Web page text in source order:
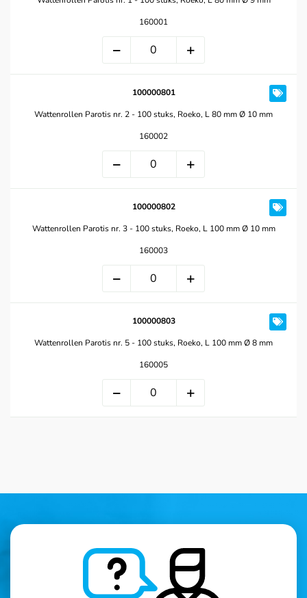
160001
100000801
Wattenrollen Parotis nr. 2 - 100 stuks, Roeko, L 80 mm Ø 10 mm
160002
100000802
Wattenrollen Parotis nr. 3 - 100 stuks, Roeko, L 100 mm Ø 10 mm
160003
100000803
Wattenrollen Parotis nr. 5 - 100 stuks, Roeko, L 100 mm Ø 8 mm
160005